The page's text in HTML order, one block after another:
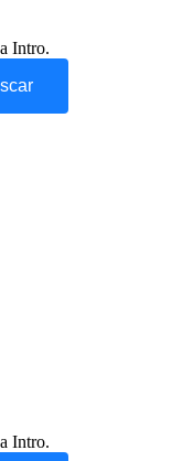
Intro.
Intro.